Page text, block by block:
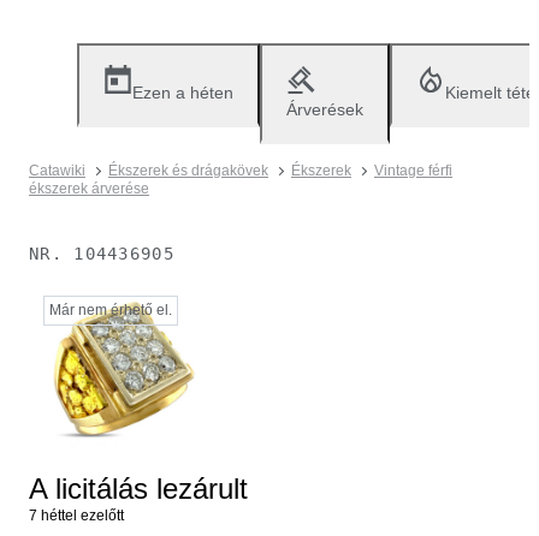
Ezen a héten
Árverések
Kiemelt
Catawiki Ékszerek és drágakövek Ékszerek
Vintage férfi
ékszerek árverése
NR. 104436905
Már nem érhető el.
A licitálás lezárult
7 héttel ezelőtt